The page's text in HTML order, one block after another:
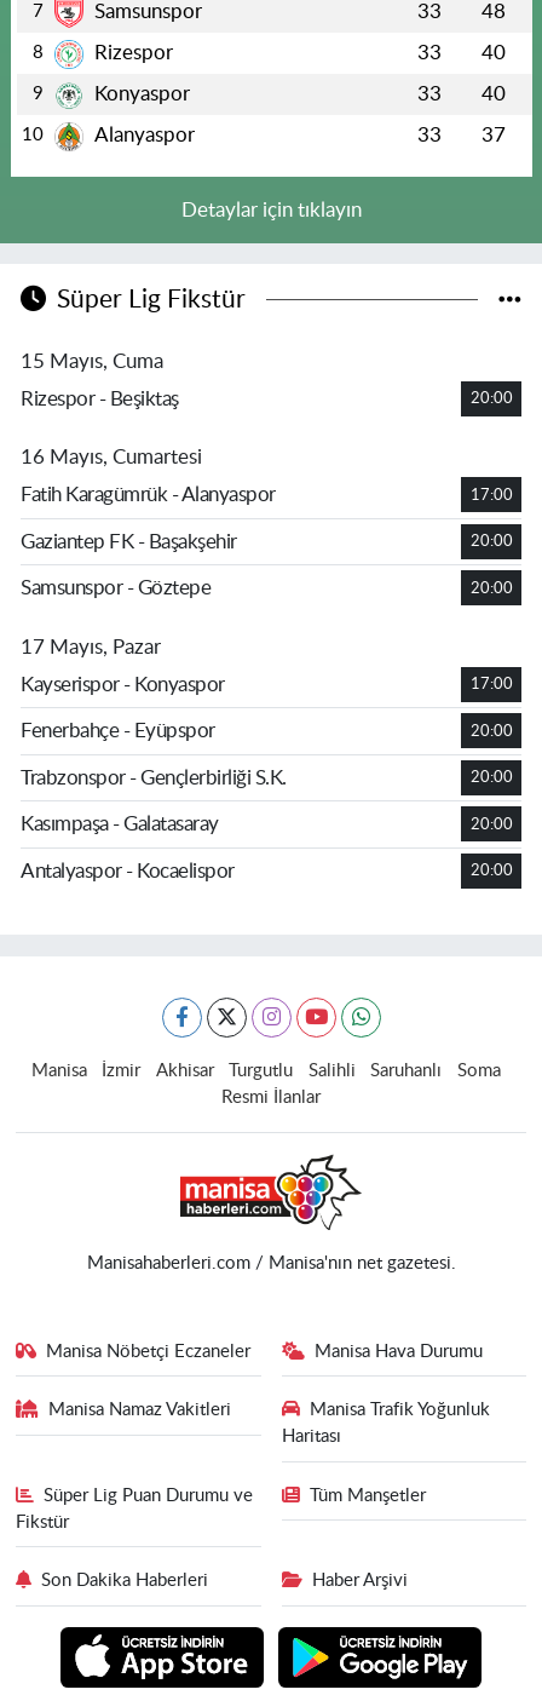
7 Samsunspor 33 48
8 Rizespor 33 40
9 Konyaspor 33 40
10 Alanyaspor 33 37
Detaylar için tıklayın
Süper Lig Fikstür
15 Mayıs, Cuma
Rizespor - Beşiktaş
20:00
16 Mayıs, Cumartesi
Fatih Karagümrük - Alanyaspor
17:00
Gaziantep FK - Başakşehir 20:00
Samsunspor - Göztepe 20:00
17 Mayıs, Pazar
Kayserispor - Konyaspor
17:00
Fenerbahçe - Eyüpspor 20:00
Trabzonspor - Gençlerbirliği S.K. 20:00
Kasımpaşa - Galatasaray 20:00
Antalyaspor - Kocaelispor 20:00
Manisa İzmir Akhisar Turgutlu Salihli Saruhanlı
Soma
Resmi İlanlar
Manisahaberleri.com / Manisa'nın net gazetesi.
Manisa Nöbetçi Eczaneler Manisa Hava Durumu
Manisa Namaz Vakitleri
Manisa Trafik Yoğunluk
Haritası
Süper Lig Puan Durumu ve
Fikstür
Tüm Manşetler
Son Dakika Haberleri Haber Arşivi